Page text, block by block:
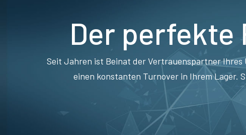
Der perfekte
Seit Jahren ist Beinat der Vertrauenspartner
einen konstanten Turnover in Ihrem Lager.